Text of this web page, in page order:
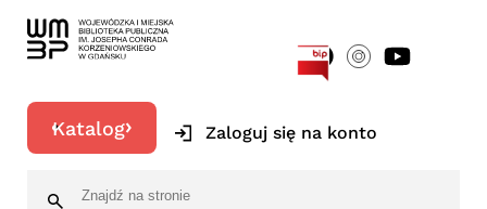
Katalog Zaloguj się na konto